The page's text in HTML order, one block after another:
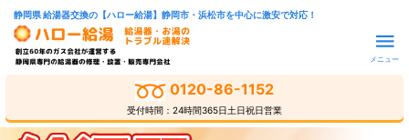
静岡県 給湯器交換の【ハロー給湯】静岡市・浜松市を中心に激安で対応！
メニュー
0120-86-1152
受付時間：24時間365日土日祝日営業